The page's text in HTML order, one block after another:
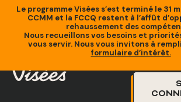
Le programme Visées s’est terminé le 31
CCMM et la FCCQ restent à l’affût
rehaussement des
Nous recueillons vos besoins et
vous servir. Nous vous invitons à
formulaire d’intérêt.
Accueil» Formations» Installer et calibrer les
production – Niveau avancé